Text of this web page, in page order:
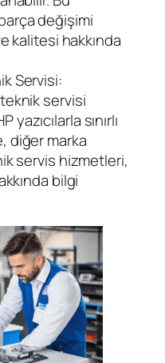
değişimi
kalitesi hakkında
Servisi:
teknik servisi
sınırlı
diğer marka
servis hizmetleri,
bilgi